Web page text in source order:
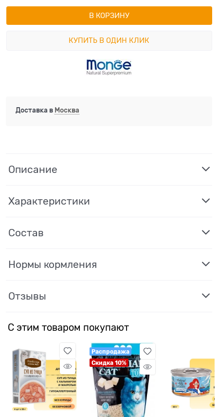
В КОРЗИНУ
КУПИТЬ В ОДИН КЛИК
Доставка в Москва
Описание
Характеристики
Состав
Нормы кормления
Отзывы
С этим товаром покупают
Распродажа
Скидка 10%